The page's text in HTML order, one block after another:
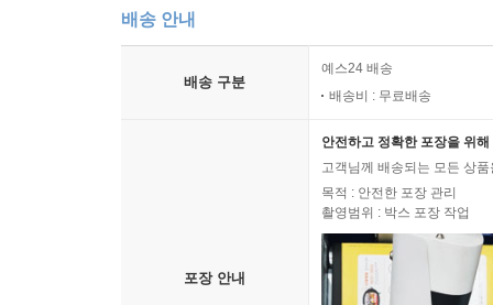
배송 안내
배송 구분
예스24 배송
배송비 : 무료배송
포장 안내
안전하고 정확한 포장을 위
고객님께 배송되는 모든 상
목적 : 안전한 포장 관리
촬영범위 : 박스 포장 작업